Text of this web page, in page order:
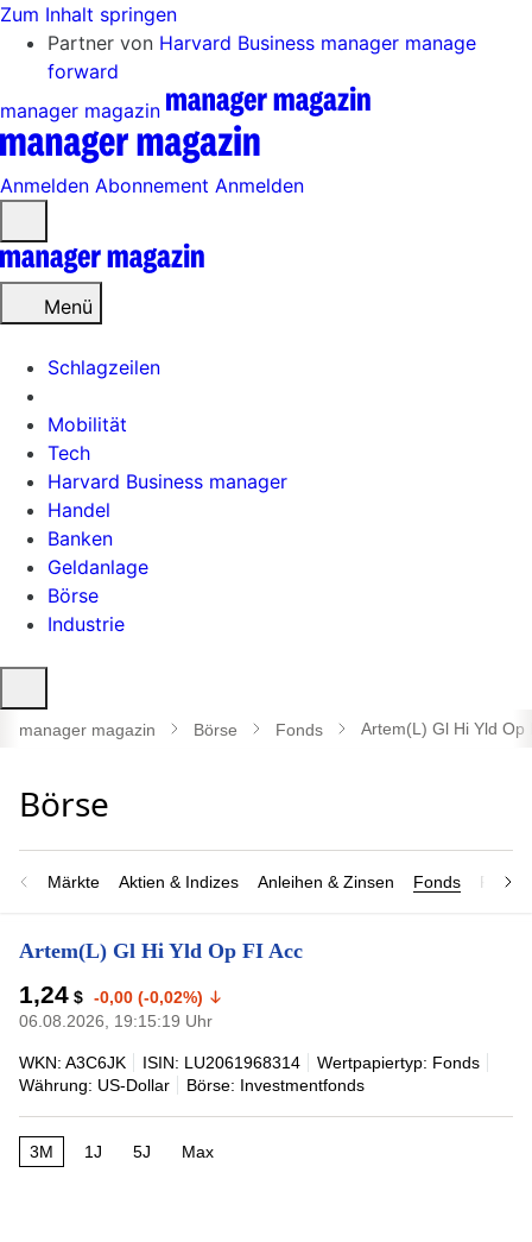
Zum Inhalt springen
Partner von Harvard Business manager manage
forward
manager magazin
Anmelden Abonnement Anmelden
öffnen
Menü
Schlagzeilen
Mobilität
Tech
Harvard Business manager
Handel
Banken
Geldanlage
Börse
Industrie
öffnen
manager magazin Börse Fonds Artem(L) Gl Hi Yld Op
Märkte Aktien & Indizes Anleihen & Zinsen Fonds
Artem(L) Gl Hi Yld Op FI Acc
1,24 $ -0,00 (-0,02%)
06.08.2026, 19:15:19 Uhr
WKN: A3C6JK ISIN: LU2061968314
Wertpapiertyp: Fonds
Währung: US-Dollar
Börse: Investmentfonds
3M 1J 5J Max